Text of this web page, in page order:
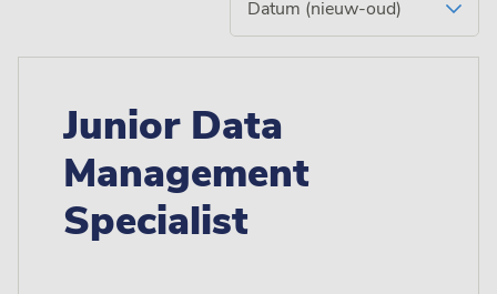
Junior Data
Management
Specialist